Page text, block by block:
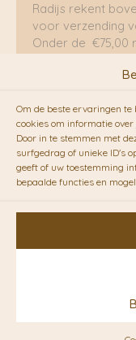
Om de beste ervaringen te
cookies om informatie
Door in te stemmen met
surfgedrag of unieke ID's
geeft of uw toestemming
bepaalde functies en
Radijs rekent
voor verzending
Onder de €75,00
RADIJS werkt
van
10.00 uur besteld
bezorgen zij
avonduren!
waar mogelijk
Conceptstore |
Ontwerpunie